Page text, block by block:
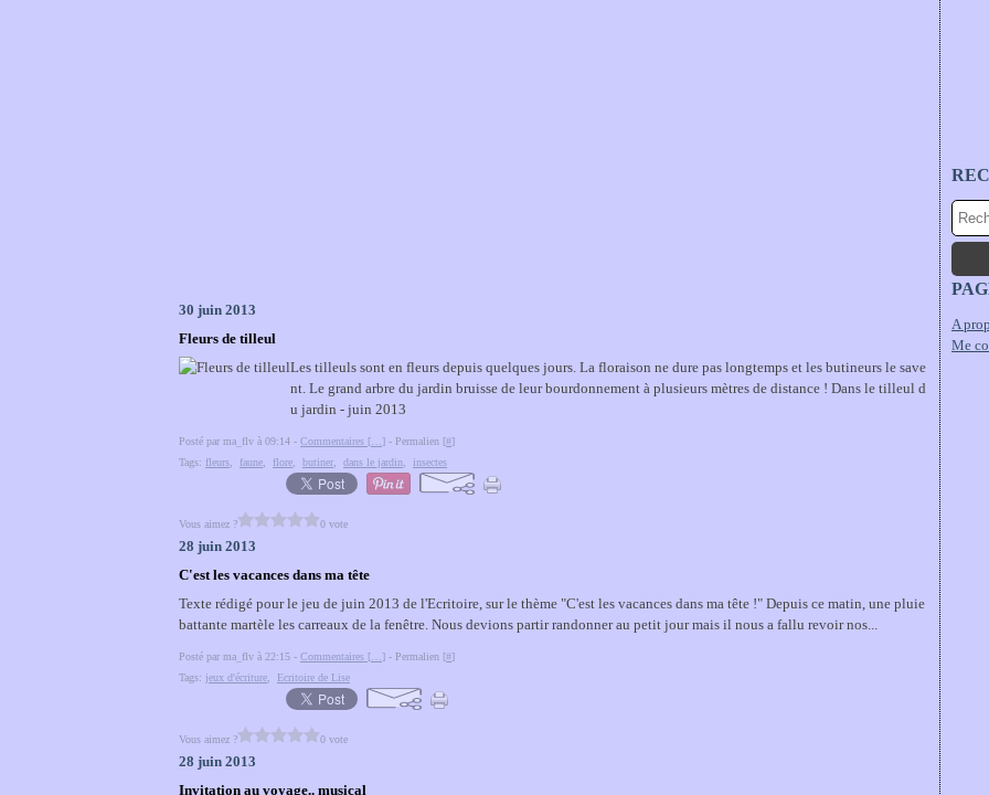
30 juin 2013
Fleurs de tilleul
Les tilleuls sont en fleurs depuis quelques jours. La floraison ne dure pas longtemps et les butineurs le save
nt. Le grand arbre du jardin bruisse de leur bourdonnement à plusieurs mètres de distance ! Dans le tilleul d
u jardin - juin 2013
Posté par ma_flv à 09:14 - Commentaires [ ] - Permalien [#]
Tags: fleurs faune flore butiner dans le jardin insectes
Vous aimez ? 0 vote
28 juin 2013
C'est les vacances dans ma tête
Texte rédigé pour le jeu de juin 2013 de l'Ecritoire, sur le thème "C'est les vacances dans ma tête !" Depuis ce matin, une pluie
battante martèle les carreaux de la fenêtre. Nous devions partir randonner au petit jour mais il nous a fallu revoir nos...
Posté par ma_flv à 22:15 - Commentaires [ ] - Permalien [#]
Tags: jeux d'écriture Ecritoire de Lise
Vous aimez ? 0 vote
28 juin 2013
Invitation au voyage.. musical
A
Me